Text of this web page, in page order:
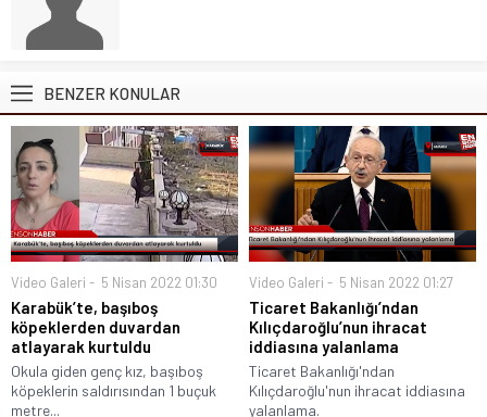
BENZER KONULAR
Video Galeri 5 Nisan 2022 01:30
Karabük’te, başıboş
köpeklerden duvardan
atlayarak kurtuldu
Okula giden genç kız, başıboş
köpeklerin saldırısından 1 buçuk
metre...
Video Galeri 5 Nisan 2022 01:27
Ticaret Bakanlığı’ndan
Kılıçdaroğlu’nun ihracat
iddiasına yalanlama
Ticaret Bakanlığı'ndan
Kılıçdaroğlu'nun ihracat iddiasına
yalanlama.